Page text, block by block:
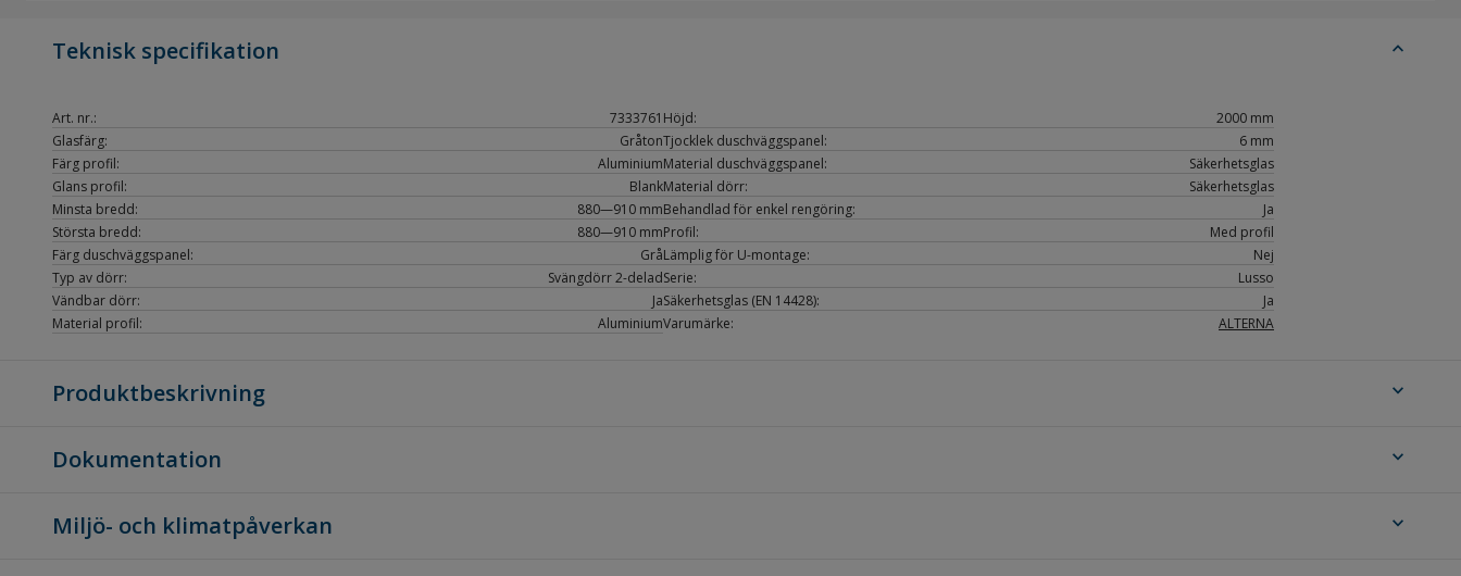
Teknisk specifikation expand_less
Art. nr.:
7333761
Glasfärg:
Gråton
Färg profil:
Aluminium
Glans profil:
Blank
Minsta bredd:
880—910 mm
Största bredd:
880—910 mm
Färg duschväggspanel:
Grå
Typ av dörr:
Svängdörr 2-delad
Vändbar dörr:
Ja
Material profil:
Aluminium
Höjd:
2000 mm
Tjocklek duschväggspanel:
6 mm
Material duschväggspanel:
Säkerhetsglas
Material dörr:
Säkerhetsglas
Behandlad för enkel rengöring:
Ja
Profil:
Med profil
Lämplig för U-montage:
Nej
Serie:
Lusso
Säkerhetsglas (EN 14428):
Ja
Varumärke:
ALTERNA
Produktbeskrivning expand_more
Dokumentation expand_more
Miljö- och klimatpåverkan expand_more